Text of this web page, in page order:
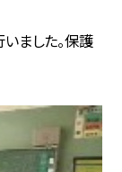
ました。保護